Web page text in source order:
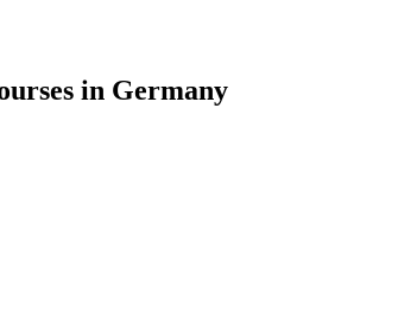
in Germany